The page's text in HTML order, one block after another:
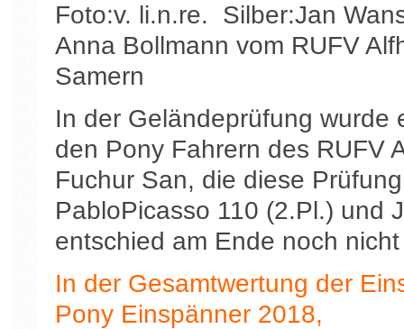
Foto:v. li.n.re. Silber:Jan
Anna Bollmann vom RUFV
Samern
In der Geländeprüfung wurde
den Pony Fahrern des RUFV
Fuchur San, die diese
PabloPicasso 110 (2.Pl.) und
entschied am Ende noch
In der Gesamtwertung der
Pony Einspänner 2018,